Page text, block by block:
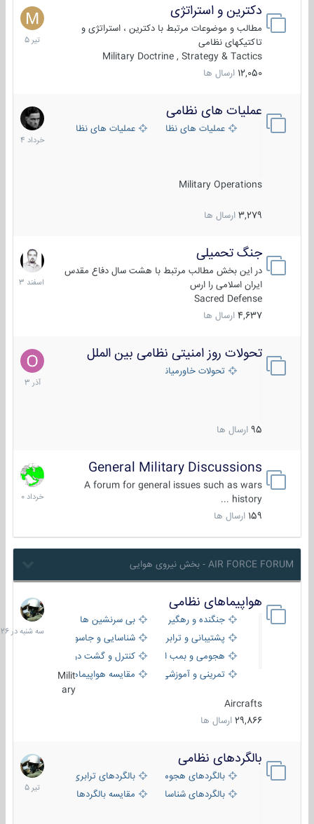
دکترین و استراتژی
مطالب و موضوعات مرتبط با دکترین ، استراتژی و
تاکتیکهای نظامی
Military Doctrine , Strategy & Tactics
12,050 ارسال ها
27
تیر
1405
عملیات های نظامی
عملیات های نظامی ایرانعملیات های نظامی خارجی
Military Operations
3,279 ارسال ها
5
خرداد
1404
جنگ تحمیلی
در این بخش مطالب مرتبط با هشت سال دفاع مقدس
ایران اسلامی را ارس
Sacred Defense
4,637 ارسال ها
20
اسفند
1403
تحولات روز امنیتی نظامی بین الملل
تحولات خاورمیانه
95 ارسال ها
21
آذر
1403
General Military Discussions
A forum for general issues such as wars
history ...
159 ارسال ها
10
خرداد
1400
AIR FORCE FORUM - بخش نیروی هوایی
هواپیماهای نظامی
جنگنده و رهگیر
بی سرنشین ها
پشتیبانی و ترابری
شناسایی و جاسوسی
هجومی و بمب افکن
کنترل و گشت دریایی
تمرینی و آموزشی
مقایسه هواپیماهاMilit
ary
Aircrafts
29,866 ارسال ها
سه
شنبه
در
بالگردهای نظامی
بالگردهای هجومی
بالگردهای ترابری
بالگردهای شناسایی
مقایسه بالگردها
22
تیر
1405